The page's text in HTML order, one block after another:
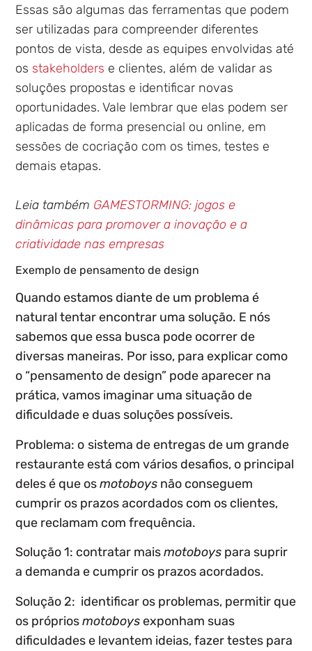
Essas são algumas das ferramentas que podem
ser utilizadas para compreender diferentes
pontos de vista, desde as equipes envolvidas até
os stakeholders e clientes, além de validar as
soluções propostas e identificar novas
oportunidades. Vale lembrar que elas podem ser
aplicadas de forma presencial ou online, em
sessões de cocriação com os times, testes e
demais etapas.
Leia também GAMESTORMING: jogos e
dinâmicas para promover a inovação e a
criatividade nas empresas
Exemplo de pensamento de design
Quando estamos diante de um problema é
natural tentar encontrar uma solução. E nós
sabemos que essa busca pode ocorrer de
diversas maneiras. Por isso, para explicar como
o “pensamento de design” pode aparecer na
prática, vamos imaginar uma situação de
dificuldade e duas soluções possíveis.
Problema: o sistema de entregas de um grande
restaurante está com vários desafios, o principal
deles é que osmotoboys não conseguem
cumprir os prazos acordados com os clientes,
que reclamam com frequência.
Solução 1: contratar maismotoboys para suprir
a demanda e cumprir os prazos acordados.
Solução 2: identificar os problemas, permitir que
os própriosmotoboys exponham suas
dificuldades e levantem ideias, fazer testes para